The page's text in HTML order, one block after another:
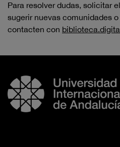
Para resolver dudas, solicitar
sugerir nuevas comunidades
contacten con